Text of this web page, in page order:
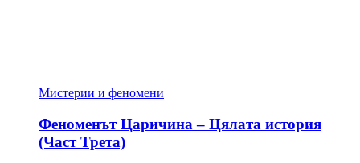
Мистерии и феномени
Феноменът Царичина – Цялата история
(Част Трета)